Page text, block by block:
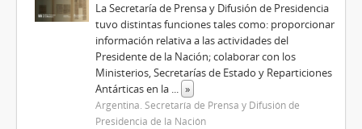
La Secretaría de Prensa y Difusión de Presidencia
tuvo distintas funciones tales como: proporcionar
información relativa a las actividades del
Presidente de la Nación; colaborar con los
Ministerios, Secretarías de Estado y Reparticiones
Antárticas en la ... »
Argentina. Secretaría de Prensa y Difusión de
Presidencia de la Nación